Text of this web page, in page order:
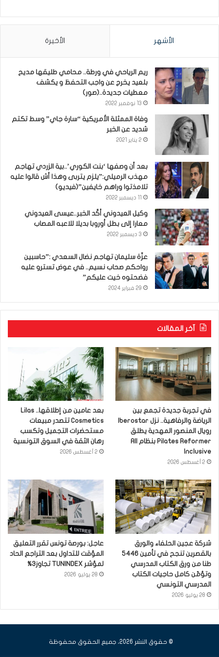
الأشهر الأخيرة
ريم الرياحي في ورطة.. محامي طليقها مديح
بلعيد يخرج عن واجب التحفظ و يكشف
معطيات جديدة..(صور)
13 نوفمبر 2022
وفاة الممثلة الأمريكية “سارة جاي” وسط تكتم
شديد عن الخبر
2 يناير 2021
بعد أن وصفها ‘بنت الكوري’..بية الزردي تهاجم
مهذب الرميلي:”يلزم يتربى وهذا أش قالوا عليه
تلامذتوا وراهم خايفين”(فيديو)
وكيل العيدوني أكّد الخبر..عيسى العيدوني
معارا إلى بطل أوروبا بديلا للاعبه المصاب
3 ديسمبر 2022
عزّة سليمان تهاجم نضال السعدي :”حاسبين
رواحكم صحاب نسيم.. في عوض تسترو عليه
فضحتوه خيت عليكم”
29 فبراير 2024
آخر المقالات
في تجربة جديدة تجمع بين
رويال المنصور المهدية يطلق
Pilates Reformer بنظام All
Inclusive
2 أغسطس 2026
بعد عامين من إطلاقها.. Lilas
Cosmetics تتصدر مبيعات
مستحضرات التجميل وتكسب
رهان الثقة في السوق التونسية
2 أغسطس 2026
شركة عجين الحلفاء والورق
بالقصرين تنجح في تأمين 5446
طنا من ورق الكتاب المدرسي
وتؤمّن كامل حاجيات الكتاب
المدرسي التونسي
28 يوليو 2026
عاجل: بورصة تونس تقرر التعليق
المؤقت للتداول بعد التراجع الحاد
لمؤشر TUNINDEX تجاوز3%
28 يوليو 2026
© حقوق النشر 2026، جميع الحقوق محفوظة